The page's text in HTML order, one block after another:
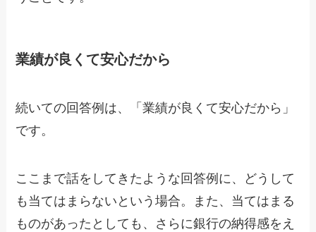
業績が良くて安心だから
続いての回答例は、「業績が良くて安心だから」
です。
ここまで話をしてきたような回答例に、どうして
も当てはまらないという場合。また、当てはまる
ものがあったとしても、さらに銀行の納得感をえ